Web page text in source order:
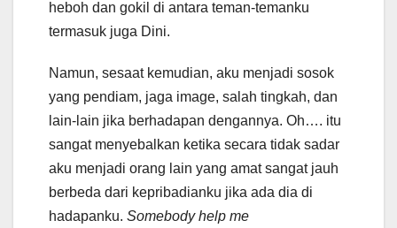
heboh dan gokil di antara teman-temanku
termasuk juga Dini.
Namun, sesaat kemudian, aku menjadi sosok
yang pendiam, jaga image, salah tingkah, dan
lain-lain jika berhadapan dengannya. Oh…. itu
sangat menyebalkan ketika secara tidak sadar
aku menjadi orang lain yang amat sangat jauh
berbeda dari kepribadianku jika ada dia di
hadapanku. Somebody help me